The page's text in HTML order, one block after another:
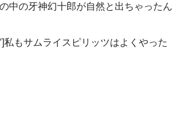
中の牙神幻十郎が自然と出ちゃったん
私もサムライスピリッツはよくやった